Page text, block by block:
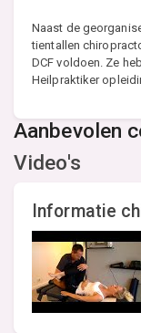
Naast de
tientallen
DCF voldoen. Ze
Heilpraktiker
Aanbevolen
Video's
Informatie